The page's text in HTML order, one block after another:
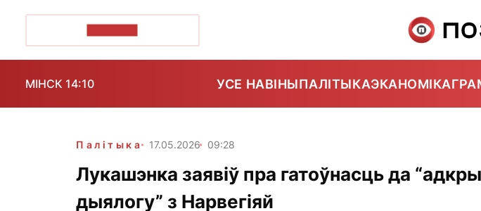
МІНСК 14:10 УСЕ НАВІНЫПАЛІТЫКАЭКАНОМІКА
Палітыка 17.05.2026 09:28
Лукашэнка заявіў пра гатоўнасць да
дыялогу” з Нарвегіяй